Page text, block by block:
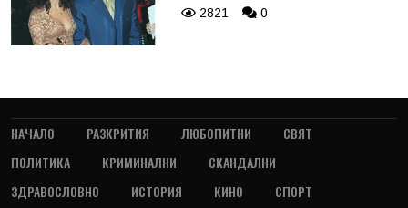
2821 0
НАЧАЛО РАЗКРИТИЯ ЛЮБОПИТНИ
СВЯТ
ПОЛИТИКА
КРИМИНАЛНИ
СКАНДАЛНИ
ЗДРАВОСЛОВНО
ИСТОРИЯ КИНО
СПОРТ